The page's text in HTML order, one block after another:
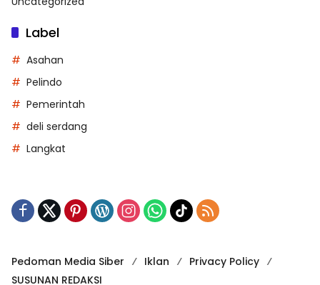
Label
Asahan
Pelindo
Pemerintah
deli serdang
Langkat
Pedoman Media Siber Iklan
Privacy Policy
SUSUNAN REDAKSI